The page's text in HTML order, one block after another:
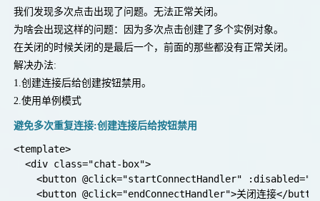
我们发现多次点击出现了问题。无法正常关闭。
为啥会出现这样的问题：因为多次点击创建了多个实例对象。